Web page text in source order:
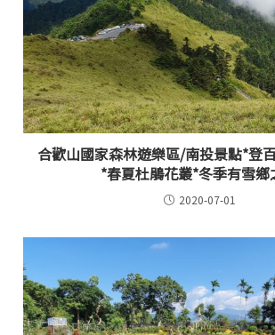
合歡山國家森林遊樂區/南投景點*登
*春夏杜鵑花叢*冬季有雪鄉
2020-07-01